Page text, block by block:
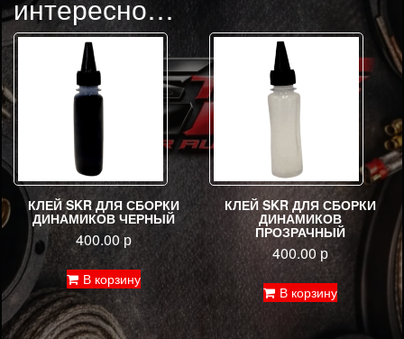
интересно…
КЛЕЙ SKR ДЛЯ СБОРКИ
ДИНАМИКОВ ЧЕРНЫЙ
400.00р
В корзину
КЛЕЙ SKR ДЛЯ СБОРКИ
ДИНАМИКОВ
ПРОЗРАЧНЫЙ
400.00р
В корзину